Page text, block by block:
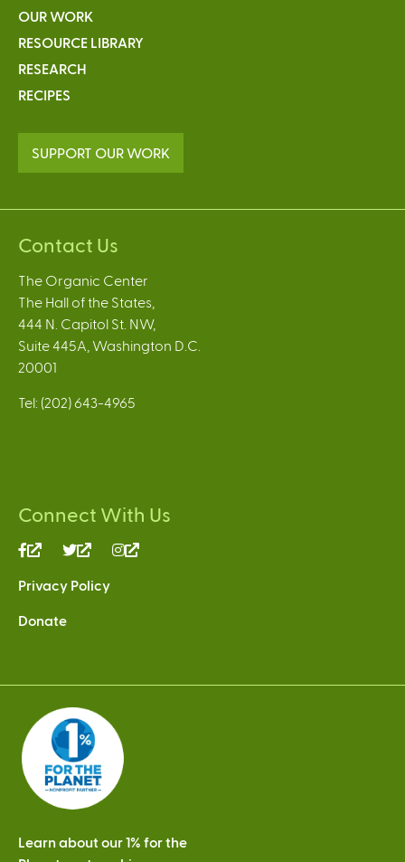
OUR WORK
RESOURCE LIBRARY
RESEARCH
RECIPES
SUPPORT OUR WORK
Contact Us
The Organic Center
The Hall of the States,
444 N. Capitol St. NW,
Suite 445A, Washington D.C.
20001
Tel: (202) 643-4965
Connect With Us
(link
external)
(link
external)
Privacy Policy
Donate
Learn about our 1% for the